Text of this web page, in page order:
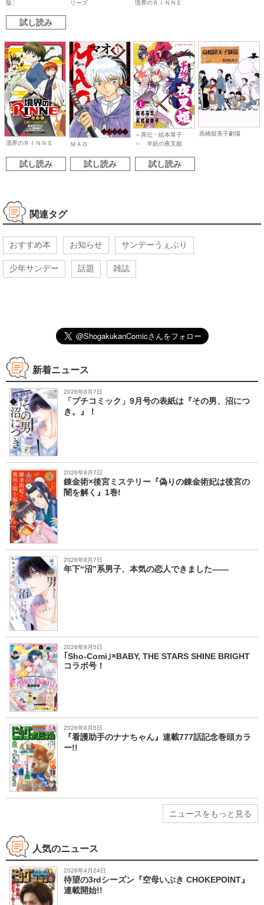
版〕
試し読み
リーズ 境界のＲＩＮＮＥ
境界のＲＩＮＮＥ
試し読み
ＭＡＯ
試し読み
～異伝・絵本草子
～ 半妖の夜叉姫
試し読み
高橋留美子劇場
関連タグ
おすすめ本 お知らせ サンデーうぇぶり
少年サンデー 話題 雑誌
新着ニュース
2026年8月7日
「プチコミック」9月号の表紙は『その男、沼につ
き。』！
2026年8月7日
錬金術×後宮ミステリー『偽りの錬金術妃は後宮の
闇を解く』1巻!
2026年8月7日
年下“沼”系男子、本気の恋人できました――
2026年8月5日
｢Sho-Comi｣×BABY, THE STARS SHINE BRIGHT
コラボ号！
2026年8月5日
『看護助手のナナちゃん』連載777話記念巻頭カラ
ー!!
ニュースをもっと見る
人気のニュース
2026年4月24日
待望の3rdシーズン『空母いぶき CHOKEPOINT』
連載開始!!